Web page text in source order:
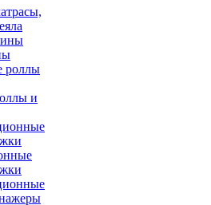
и